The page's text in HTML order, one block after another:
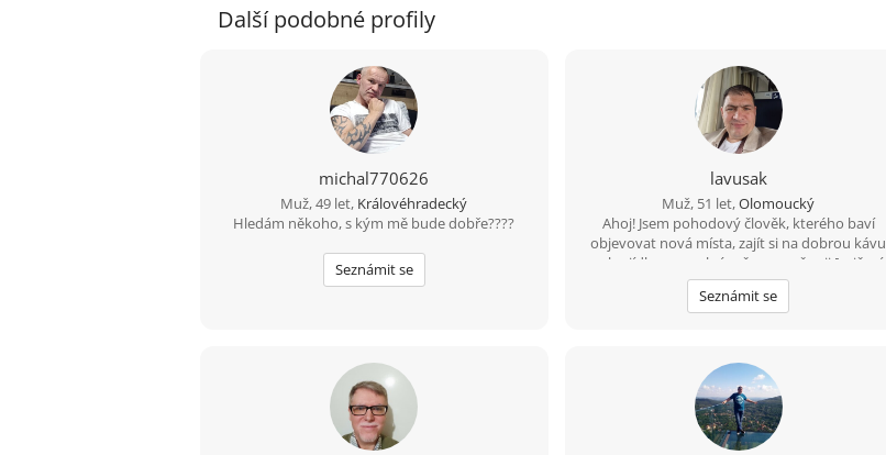
Další podobné profily
michal770626
Muž, 49 let, Královéhradecký
Hledám někoho, s kým mě bude dobře????
Seznámit se
lavusak
Muž, 51 let,Olomoucký
Ahoj! Jsem pohodový člověk, kterého baví
objevovat nová místa, zajít si na dobrou kávu
nebo jídlo a ve volném čase se věnuji [cvičení,
boxu, rád chodím na procházky.Hledám
někoho pro společné zážitky, upřímné
Seznámit se